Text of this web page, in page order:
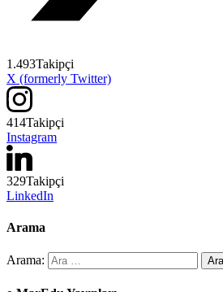
1.493Takipçi
X (formerly Twitter)
414Takipçi
Instagram
329Takipçi
LinkedIn
Arama
Arama: